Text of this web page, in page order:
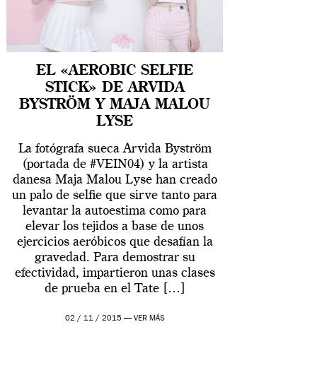
EL «AEROBIC SELFIE
STICK» DE ARVIDA
BYSTRÖM Y MAJA MALOU
LYSE
La fotógrafa sueca Arvida Byström
(portada de #VEIN04) y la artista
danesa Maja Malou Lyse han creado
un palo de selfie que sirve tanto para
levantar la autoestima como para
elevar los tejidos a base de unos
ejercicios aeróbicos que desafían la
gravedad. Para demostrar su
efectividad, impartieron unas clases
de prueba en el Tate […]
02 / 11 / 2015 — VER MÁS